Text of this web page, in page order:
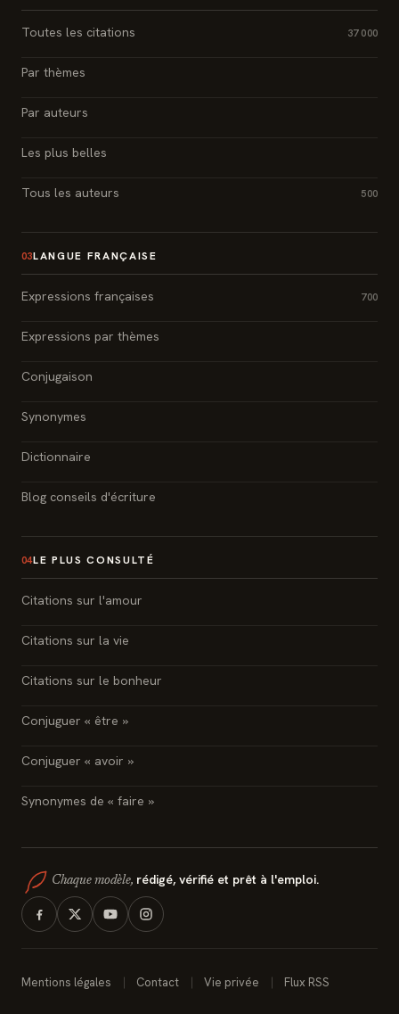
Toutes les citations 37 000
Par thèmes
Par auteurs
Les plus belles
Tous les auteurs 500
03LANGUE FRANÇAISE
Expressions françaises 700
Expressions par thèmes
Conjugaison
Synonymes
Dictionnaire
Blog conseils d'écriture
04LE PLUS CONSULTÉ
Citations sur l'amour
Citations sur la vie
Citations sur le bonheur
Conjuguer « être »
Conjuguer « avoir »
Synonymes de « faire »
Chaque modèle, rédigé, vérifié et prêt à l'emploi.
Mentions légales Contact Vie privée Flux RSS